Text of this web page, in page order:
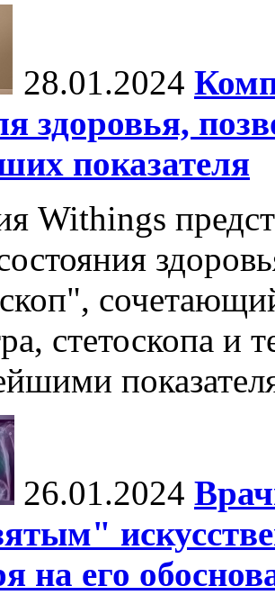
28.01.2024
здоровья,
показателя
Withings
стетоскопа и
26.01.2024
на его